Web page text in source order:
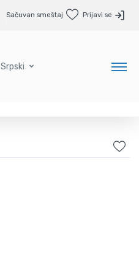
Sačuvan smeštaj Prijavi se
Srpski